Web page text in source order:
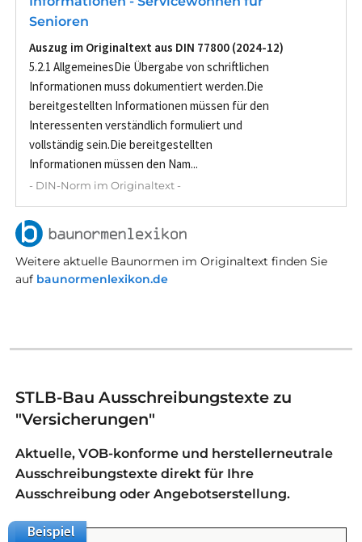
Senioren
Auszug im Originaltext aus DIN 77800 (2024-12)
5.2.1 AllgemeinesDie Übergabe von schriftlichen
Informationen muss dokumentiert werden.Die
bereitgestellten Informationen müssen für den
Interessenten verständlich formuliert und
vollständig sein.Die bereitgestellten
Informationen müssen den Nam...
- DIN-Norm im Originaltext -
Weitere aktuelle Baunormen im Originaltext finden Sie
auf baunormenlexikon.de
STLB-Bau Ausschreibungstexte zu
"Versicherungen"
Aktuelle, VOB-konforme und herstellerneutrale
Ausschreibungstexte direkt für Ihre
Ausschreibung oder Angebotserstellung.
Beispiel